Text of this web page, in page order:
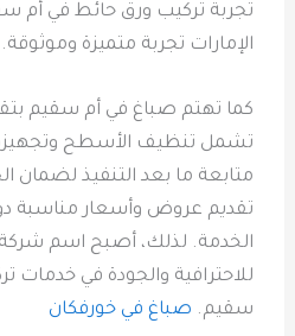
تجربة تركيب ورق حائط في
الإمارات تجربة متميزة وموثوقة.
كما تهتم صباغ في أم سقيم
تشمل تنظيف الأسطح
متابعة ما بعد التنفيذ لضمان
تقديم عروض وأسعار مناسبة
الخدمة. لذلك، أصبح اسم شركة
للاحترافية والجودة في خدمات
سقيم. صباغ في خورفكان